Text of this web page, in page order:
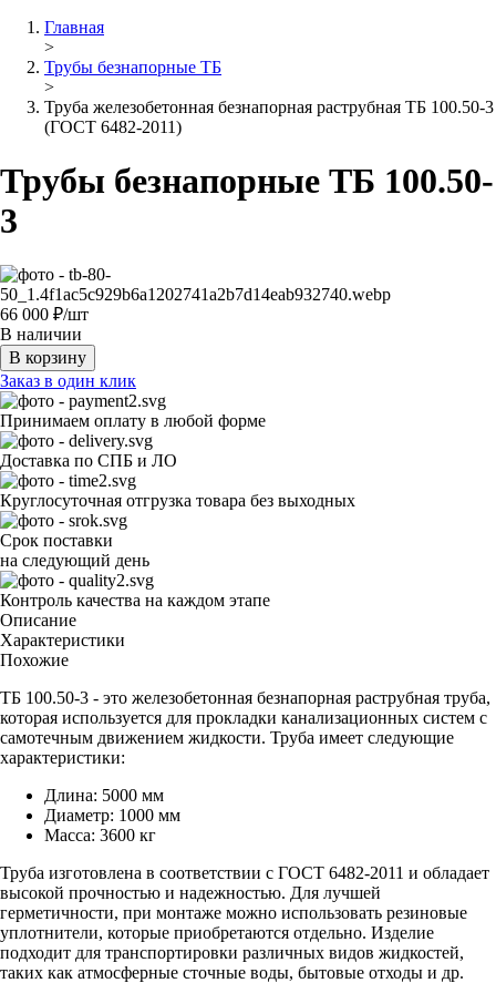
Главная
>
Трубы безнапорные ТБ
>
Труба железобетонная безнапорная раструбная ТБ 100.50-3
(ГОСТ 6482-2011)
Трубы безнапорные ТБ 100.50-
3
66 000 ₽/шт
В наличии
В корзину
Заказ в один клик
Принимаем оплату в любой форме
Доставка по СПБ и ЛО
Круглосуточная отгрузка товара без выходных
Срок поставки
на следующий день
Контроль качества на каждом этапе
Описание
Характеристики
Похожие
ТБ 100.50-3 - это железобетонная безнапорная раструбная труба,
которая используется для прокладки канализационных систем с
самотечным движением жидкости. Труба имеет следующие
характеристики:
Длина: 5000 мм
Диаметр: 1000 мм
Масса: 3600 кг
Труба изготовлена в соответствии с ГОСТ 6482-2011 и обладает
высокой прочностью и надежностью. Для лучшей
герметичности, при монтаже можно использовать резиновые
уплотнители, которые приобретаются отдельно. Изделие
подходит для транспортировки различных видов жидкостей,
таких как атмосферные сточные воды, бытовые отходы и др.